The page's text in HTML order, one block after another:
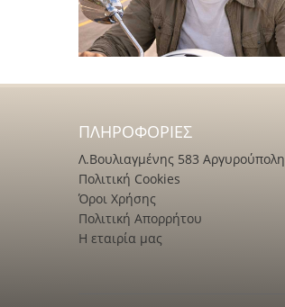
ΠΛΗΡΟΦΟΡΊΕΣ
Λ.Βουλιαγμένης 583 Αργυρούπολη
Πολιτική Cookies
Όροι Χρήσης
Πολιτική Απορρήτου
Η εταιρία μας